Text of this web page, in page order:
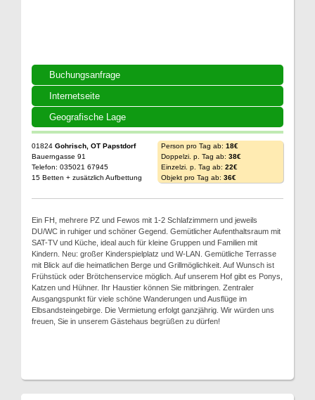
Buchungsanfrage
Internetseite
Geografische Lage
01824 Gohrisch, OT Papstdorf
Bauerngasse 91
Telefon: 035021 67945
15 Betten + zusätzlich Aufbettung
Person pro Tag ab: 18€
Doppelzi. p. Tag ab: 38€
Einzelzi. p. Tag ab: 22€
Objekt pro Tag ab: 36€
Ein FH, mehrere PZ und Fewos mit 1-2 Schlafzimmern und jeweils
DU/WC in ruhiger und schöner Gegend. Gemütlicher Aufenthaltsraum mit
SAT-TV und Küche, ideal auch für kleine Gruppen und Familien mit
Kindern. Neu: großer Kinderspielplatz und W-LAN. Gemütliche Terrasse
mit Blick auf die heimatlichen Berge und Grillmöglichkeit. Auf Wunsch ist
Frühstück oder Brötchenservice möglich. Auf unserem Hof gibt es Ponys,
Katzen und Hühner. Ihr Haustier können Sie mitbringen. Zentraler
Ausgangspunkt für viele schöne Wanderungen und Ausflüge im
Elbsandsteingebirge. Die Vermietung erfolgt ganzjährig. Wir würden uns
freuen, Sie in unserem Gästehaus begrüßen zu dürfen!